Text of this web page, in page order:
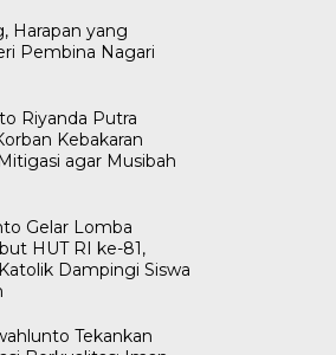
Pemerintah Pusat Siapkan
Bantalan Fiskal untuk
Harapan yang
Pembina Nagari
Riyanda Putra
Kebakaran
agar Musibah
Gelar Lomba
HUT RI ke-81,
Dampingi Siswa
Tekankan